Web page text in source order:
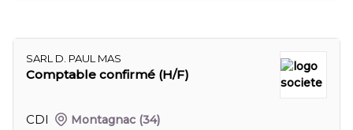
SARL D. PAUL MAS
Comptable confirmé (H/F)
CDI Montagnac (34)